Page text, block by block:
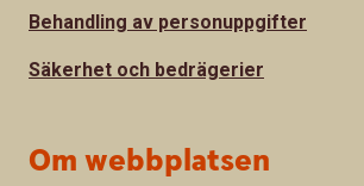
Behandling av personuppgifter
Säkerhet och bedrägerier
Om webbplatsen